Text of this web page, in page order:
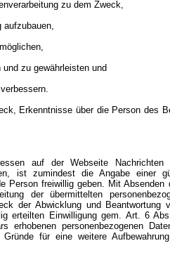
zu dem Zweck,
aufzubauen,
zu gewährleisten und
Erkenntnisse über die Person des
auf der Webseite
ist zumindest die Angabe einer
Person freiwillig geben. Mit Absenden
der übermittelten
der Abwicklung und Beantwortung
erteilten Einwilligung gem. Art. 6
erhobenen personenbezogenen
für eine weitere